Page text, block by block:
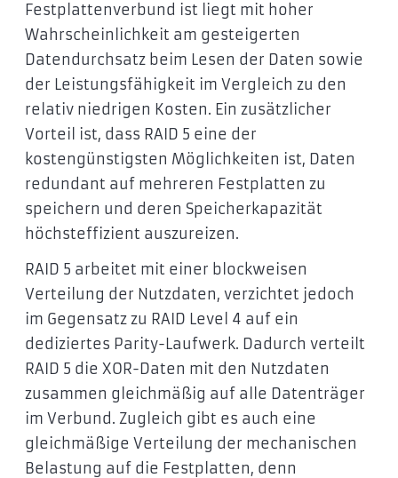
Festplattenverbund ist liegt mit hoher
Wahrscheinlichkeit am gesteigerten
Datendurchsatz beim Lesen der Daten sowie
der Leistungsfähigkeit im Vergleich zu den
relativ niedrigen Kosten. Ein zusätzlicher
Vorteil ist, dass RAID 5 eine der
kostengünstigsten Möglichkeiten ist, Daten
redundant auf mehreren Festplatten zu
speichern und deren Speicherkapazität
höchsteffizient auszureizen.
RAID 5 arbeitet mit einer blockweisen
Verteilung der Nutzdaten, verzichtet jedoch
im Gegensatz zu RAID Level 4 auf ein
dediziertes Parity-Laufwerk. Dadurch verteilt
RAID 5 die XOR-Daten mit den Nutzdaten
zusammen gleichmäßig auf alle Datenträger
im Verbund. Zugleich gibt es auch eine
gleichmäßige Verteilung der mechanischen
Belastung auf die Festplatten, denn